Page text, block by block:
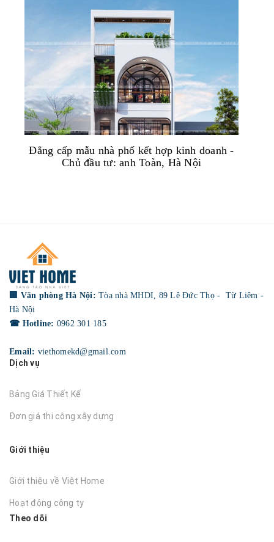
Đẳng cấp mẫu nhà phố kết hợp kinh doanh -
Chủ đầu tư: anh Toàn, Hà Nội
🏢 Văn phòng Hà Nội: Tòa nhà MHDI, 89 Lê Đức Thọ - Từ Liêm -
Hà Nội
☎ Hotline: 0962 301 185
Email: viethomekd@gmail.com
Dịch vụ
Bảng Giá Thiết Kế
Đơn giá thi công xây dựng
Giới thiệu
Giới thiệu về Việt Home
Hoạt động công ty
Theo dõi